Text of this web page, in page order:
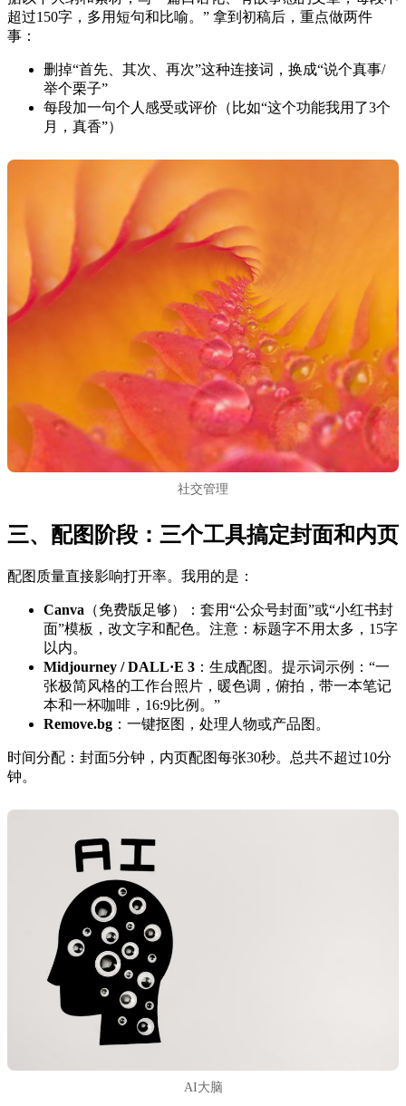
超过150字，多用短句和比喻。” 拿到初稿后，重点做两件
事：
删掉“首先、其次、再次”这种连接词，换成“说个真事/
举个栗子”
每段加一句个人感受或评价（比如“这个功能我用了3个
月，真香”）
社交管理
三、配图阶段：三个工具搞定封面和内页
配图质量直接影响打开率。我用的是：
Canva （免费版足够）：套用“公众号封面”或“小红书封
面”模板，改文字和配色。注意：标题字不用太多，15字
以内。
Midjourney / DALL·E 3 ：生成配图。提示词示例：“一
张极简风格的工作台照片，暖色调，俯拍，带一本笔记
本和一杯咖啡，16:9比例。”
Remove.bg ：一键抠图，处理人物或产品图。
时间分配：封面5分钟，内页配图每张30秒。总共不超过10分
钟。
AI大脑